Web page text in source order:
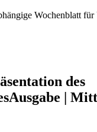
Wochenblatt für
des
Ausgabe |